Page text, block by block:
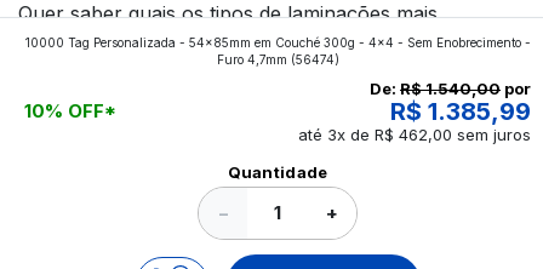
Quer saber quais os tipos de laminações mais
aplicados nos impressos da gráfica FuturaIM? Então,
continue a leitura que vamos revelar para você!
10000 Tag Personalizada - 54x85mm em Couché 300g - 4x4 - Sem Enobrecimento -
Furo 4,7mm (56474)
10% OFF*
De: R$ 1.540,00 por
R$ 1.385,99
até 3x de R$ 462,00 sem juros
Quantidade
− +